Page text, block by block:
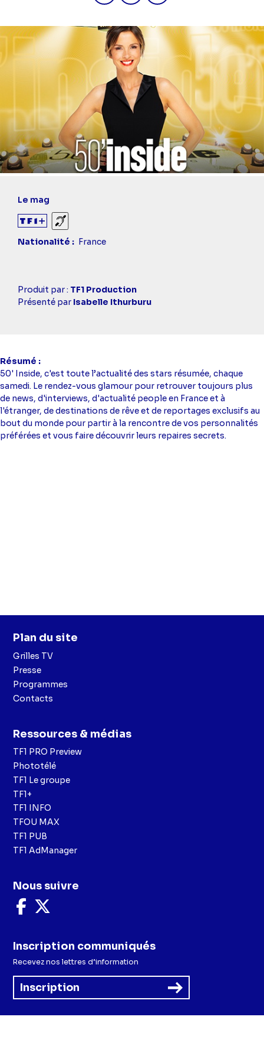
Le mag
Sourds et malentendants
Nationalité
France
Casting
simba
Produit par : TF1 Production
Présenté par Isabelle Ithurburu
Résumé
50' Inside, c'est toute l’actualité des stars résumée, chaque
samedi. Le rendez-vous glamour pour retrouver toujours plus
de news, d'interviews, d'actualité people en France et à
l'étranger, de destinations de rêve et de reportages exclusifs au
bout du monde pour partir à la rencontre de vos personnalités
préférées et vous faire découvrir leurs repaires secrets.
Plan du site
Grilles TV
Presse
Programmes
Contacts
Ressources & médias
TF1 PRO Preview
Phototélé
TF1 Le groupe
TF1+
TF1 INFO
TFOU MAX
TF1 PUB
TF1 AdManager
Nous suivre
Nous
suivre
Facebook
X
Inscription communiqués
Recevez nos lettres d’information
Inscription